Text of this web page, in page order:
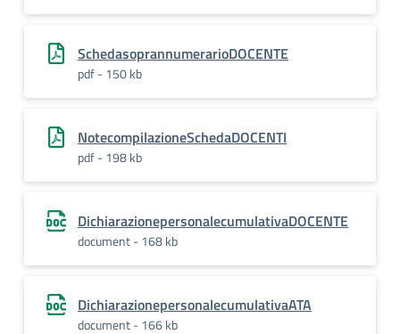
SchedasoprannumerarioDOCENTE
pdf - 150 kb
NotecompilazioneSchedaDOCENTI
pdf - 198 kb
DichiarazionepersonalecumulativaDOCENTE
document - 168 kb
DichiarazionepersonalecumulativaATA
document - 166 kb